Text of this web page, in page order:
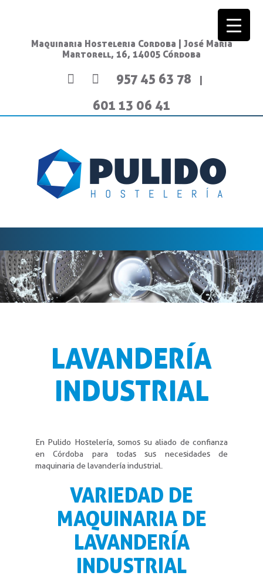
Maquinaria Hosteleria Cordoba | José María
Martorell, 16, 14005 Córdoba
957 45 63 78
601 13 06 41
LAVANDERÍA
INDUSTRIAL
En Pulido Hostelería, somos su aliado de confianza
en Córdoba para todas sus necesidades de
maquinaria de lavandería industrial.
VARIEDAD DE
MAQUINARIA DE
LAVANDERÍA
INDUSTRIAL